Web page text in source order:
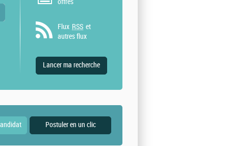
Flux RSS et
autres flux